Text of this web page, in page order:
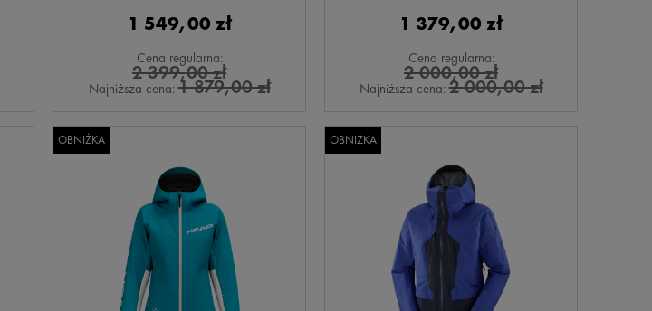
1 549,00 zł
Cena regularna:
2 399,00 zł
Najniższa cena:1 879,00 zł
1 379,00 zł
Cena regularna:
2 000,00 zł
Najniższa cena:2 000,00 zł
OBNIŻKA OBNIŻKA